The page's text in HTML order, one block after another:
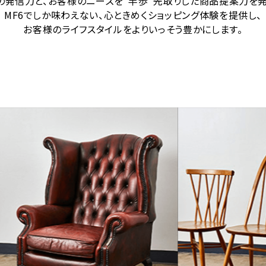
MF6でしか味わえない、心ときめくショッピング体験を提供し、
お客様のライフスタイルをよりいっそう豊かにします。